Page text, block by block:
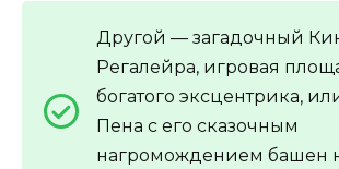
Другой — загадочный
Регалейра, игровая
богатого эксцентрика,
Пена с его сказочным
нагромождением башен